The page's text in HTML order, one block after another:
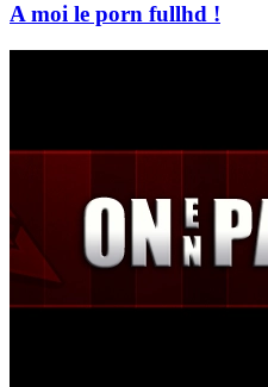
A moi le porn fullhd !